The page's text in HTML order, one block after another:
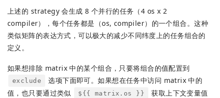
上述的 strategy 会生成 8 个并行的任务（4 os x 2
compiler），每个任务都是（os, compiler）的一个组合。这种
类似矩阵的表达方式，可以极大的减少不同纬度上的任务组合的
定义。
如果想排除 matrix 中的某个组合，只要将组合的值配置到
exclude
选项下面即可。如果想在任务中访问 matrix 中的
值，也只要通过类似
${{ matrix.os }}
获取上下文变量值